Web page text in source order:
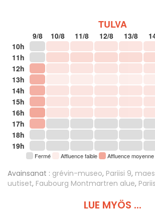
TULVA
9/8 10/8 11/8 12/8 13/8
10h
11h
12h
13h
14h
15h
16h
17h
18h
19h
Fermé Affluence faible Affluence moyenne
Avainsanat : grévin-museo, Pariisi 9,
uutiset, Faubourg Montmartren alue,
LUE MYÖS ...